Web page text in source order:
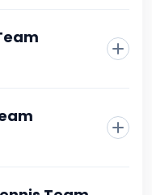
o confirmare
de email, cu toate